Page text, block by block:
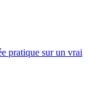
pratique sur un vrai